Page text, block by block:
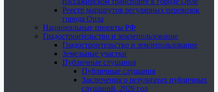
Реестр маршрутов регулярных перевозок
города Орла
Национальные проекты РФ
Градостроительство и землепользование
Градостроительство и землепользование
Земельные участки
Публичные слушания
Публичные слушания
Заключения о результатах публичных
слушаний, 2026 год